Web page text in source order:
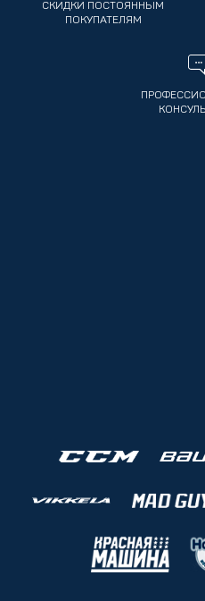
СКИДКИ ПОСТОЯННЫМ
ПОКУПАТЕЛЯМ